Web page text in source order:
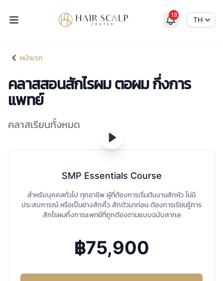
Hair Scalp Center 18
TH
หน้าแรก
หน้าแรก
คลาสสอนสักไรผม ตอผม กึ่งการ
แพทย์
คลาสเรียนทั้งหมด
SMP Essentials Course
สำหรับบุคคลทั่วไป ทุกอาชีพ ผู้ที่ต้องการเริ่มต้นงานสักหัว ไม่มี
ประสบการณ์ หรือเป็นช่างสักคิ้ว สักตัวมาก่อน ต้องการเรียนรู้การ
สักไรผมกึ่งการแพทย์ที่ถูกต้องตามแบบฉบับสากล
฿75,900